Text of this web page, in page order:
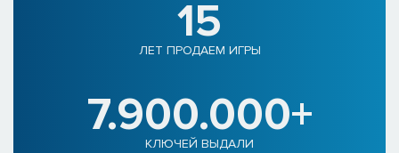
15
ЛЕТ ПРОДАЕМ ИГРЫ
7.900.000+
КЛЮЧЕЙ ВЫДАЛИ